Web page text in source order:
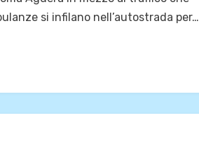
si infilano nell’autostrada per…